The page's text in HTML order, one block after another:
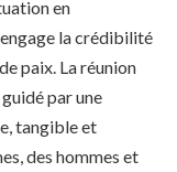
en
la crédibilité
paix. La réunion
par une
tangible et
des hommes et